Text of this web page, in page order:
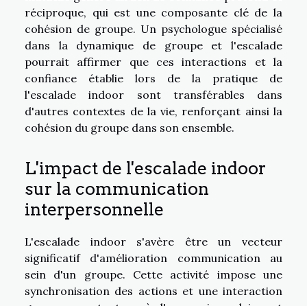
réciproque, qui est une composante clé de la
cohésion de groupe. Un psychologue spécialisé
dans la dynamique de groupe et l'escalade
pourrait affirmer que ces interactions et la
confiance établie lors de la pratique de
l'escalade indoor sont transférables dans
d'autres contextes de la vie, renforçant ainsi la
cohésion du groupe dans son ensemble.
L'impact de l'escalade indoor
sur la communication
interpersonnelle
L'escalade indoor s'avère être un vecteur
significatif d'amélioration communication au
sein d'un groupe. Cette activité impose une
synchronisation des actions et une interaction